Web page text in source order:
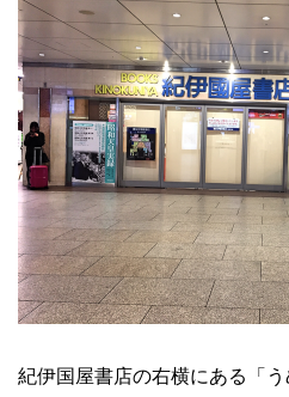
紀伊国屋書店の右横にある「